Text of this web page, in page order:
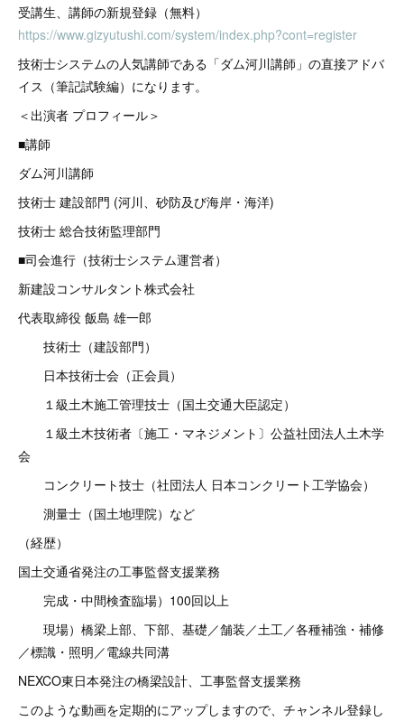
受講生、講師の新規登録（無料）
https://www.gizyutushi.com/system/index.php?cont=register
技術士システムの人気講師である「ダム河川講師」の直接アドバ
イス（筆記試験編）になります。
＜出演者 プロフィール＞
■講師
ダム河川講師
技術士 建設部門 (河川、砂防及び海岸・海洋)
技術士 総合技術監理部門
■司会進行（技術士システム運営者）
新建設コンサルタント株式会社
代表取締役 飯島 雄一郎
技術士（建設部門）
日本技術士会（正会員）
１級土木施工管理技士（国土交通大臣認定）
１級土木技術者〔施工・マネジメント〕公益社団法人土木学
会
コンクリート技士（社団法人 日本コンクリート工学協会）
測量士（国土地理院）など
（経歴）
国土交通省発注の工事監督支援業務
完成・中間検査臨場）100回以上
現場）橋梁上部、下部、基礎／舗装／土工／各種補強・補修
／標識・照明／電線共同溝
NEXCO東日本発注の橋梁設計、工事監督支援業務
このような動画を定期的にアップしますので、チャンネル登録し